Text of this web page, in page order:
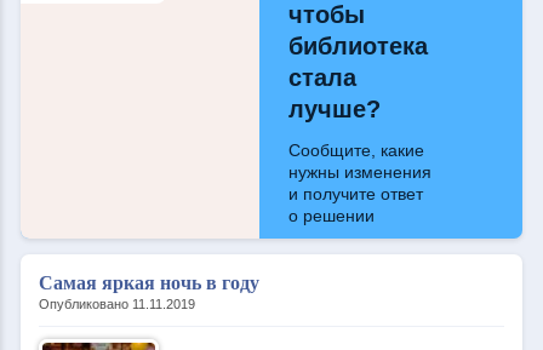
чтобы
библиотека
стала
лучше?
Сообщите, какие
нужны изменения
и получите ответ
о решении
Самая яркая ночь в году
Опубликовано 11.11.2019